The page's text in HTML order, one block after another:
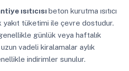
ısıtıcısıbeton kurutma ısıtıcı
yakıt tüketimi ile çevre dostudur.
günlük veya haftalık
vadeli kiralamalar aylık
indirimler sunulur.